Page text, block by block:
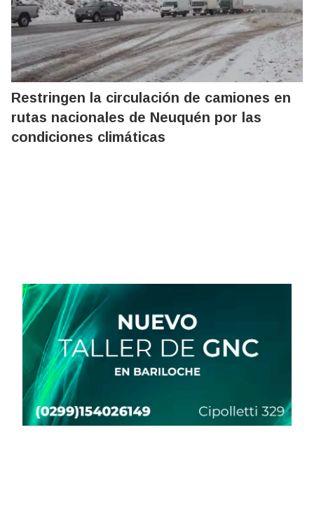
Restringen la circulación de camiones en
rutas nacionales de Neuquén por las
condiciones climáticas